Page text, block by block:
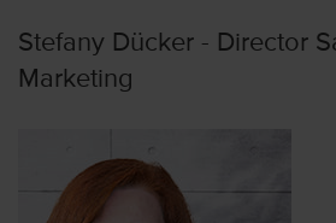
Stefany Dücker - Director
Marketing